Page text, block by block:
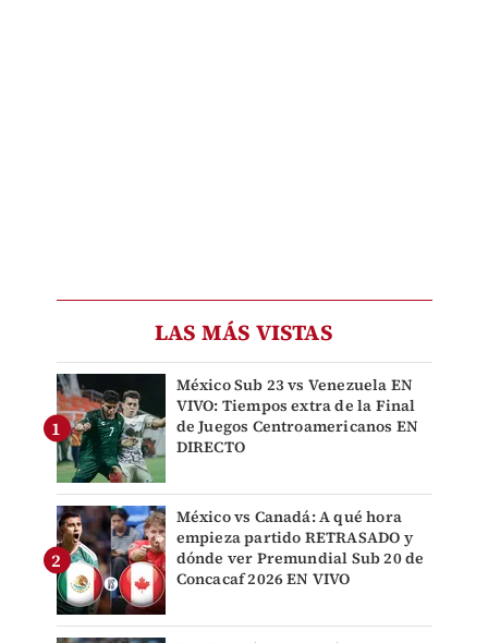
LAS MÁS VISTAS
México Sub 23 vs Venezuela EN
VIVO: Tiempos extra de la Final
de Juegos Centroamericanos EN
DIRECTO
México vs Canadá: A qué hora
empieza partido RETRASADO y
dónde ver Premundial Sub 20 de
Concacaf 2026 EN VIVO